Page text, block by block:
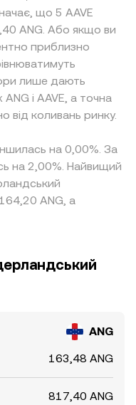
що 5 AAVE
ANG. Або якщо ви
приблизно
лише дають
і AAVE, а точна
від коливань ринку.
на 0,00%. За
на 2,00%. Найвищий
ANG, а
ANG
163,48 ANG
817,40 ANG